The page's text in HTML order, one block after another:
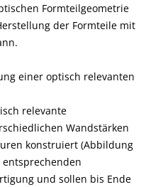
Formteilgeometrie
der Formteile mit
einer optisch relevanten
relevante
Wandstärken
konstruiert (Abbildung
und sollen bis Ende